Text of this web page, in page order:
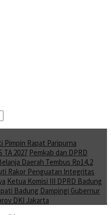
Pimpin Rapat Paripurna
TA 2027 Pemkab dan DPRD
Daerah Tembus Rp14,2
Rakor Penguatan Integritas
Ketua Komisi III DPRD Badung
Badung Dampingi Gubernur
DKI Jakarta